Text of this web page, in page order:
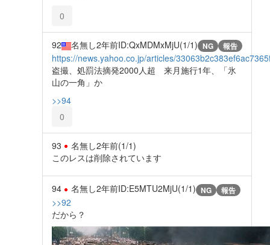
0
92 名無し2年前ID:QxMDMxMjU(1/1) NG 報告
https://news.yahoo.co.jp/articles/
盗撮、処罰法摘発2000人超 来月施行1年、「氷
山の一角」か
>>94
0
93 名無し2年前(1/1)
このレスは削除されています
94 名無し2年前ID:E5MTU2MjU(1/1) NG 報告
>>92
だから？